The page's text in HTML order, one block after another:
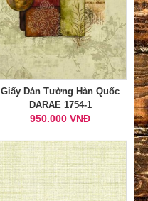
Giấy Dán Tường Hàn Quốc
DARAE 1754-1
950.000 VNĐ